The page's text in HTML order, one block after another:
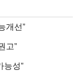
개선”
고”
능성”